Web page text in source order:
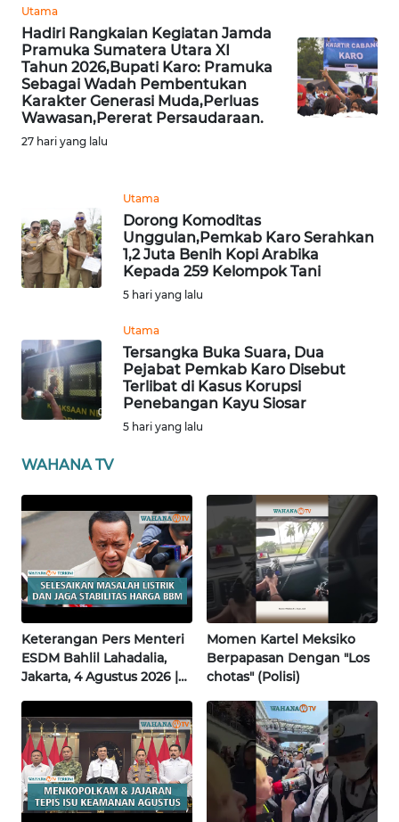
Utama
Hadiri Rangkaian Kegiatan Jamda
Pramuka Sumatera Utara XI
Tahun 2026,Bupati Karo: Pramuka
Sebagai Wadah Pembentukan
Karakter Generasi Muda,Perluas
Wawasan,Pererat Persaudaraan.
27 hari yang lalu
Utama
Dorong Komoditas
Unggulan,Pemkab Karo Serahkan
1,2 Juta Benih Kopi Arabika
Kepada 259 Kelompok Tani
5 hari yang lalu
Utama
Tersangka Buka Suara, Dua
Pejabat Pemkab Karo Disebut
Terlibat di Kasus Korupsi
Penebangan Kayu Siosar
5 hari yang lalu
WAHANA TV
Keterangan Pers Menteri
ESDM Bahlil Lahadalia,
Jakarta, 4 Agustus 2026 |
Momen Kartel Meksiko
Berpapasan Dengan "Los
chotas" (Polisi)
WN
SULBAR
WN
BABEL
WN
SUMSEL
WN
BENGKULU
WN
LAMPUNG
WN
JATENG
WN
WN
JATIM
WN
WN
KALBAR
WN